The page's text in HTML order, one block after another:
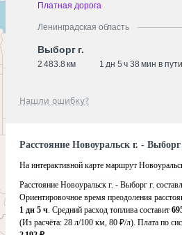
Платная дорога
Ленинградская область
Выборг г.
2 483.8 км 1 дн 5 ч 38 мин в пути
Нашли ошибку?
Расстояние Новоуральск г. - Выборг
На интерактивной карте маршрут
Расстояние Новоуральск г. - Выборг г.
Ориентировочное время преодоления
1 дн 5 ч. Средний расход топлива составит
(Из расчёта: 28 л/100 км, 80 ₽/л). Плата по